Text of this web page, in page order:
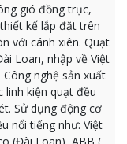
gió đồng trục,
kế lắp đặt trên
với cánh xiên. Quạt
Loan, nhập về Việt
nghệ sản xuất
linh kiện quạt đều
Sử dụng động cơ
nổi tiếng như: Việt
(Đài Loan), ABB (